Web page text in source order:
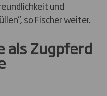
und
so Fischer weiter.
als Zugpferd